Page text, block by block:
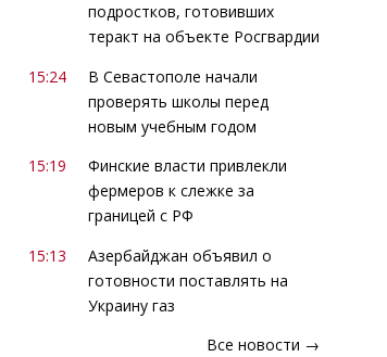
подростков, готовивших
теракт на объекте Росгвардии
15:24
В Севастополе начали
проверять школы перед
новым учебным годом
15:19
Финские власти привлекли
фермеров к слежке за
границей с РФ
15:13
Азербайджан объявил о
готовности поставлять на
Украину газ
Все новости →